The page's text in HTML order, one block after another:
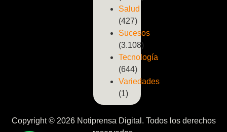
Salud
(427)
Sucesos
(3.108)
Tecnología
(644)
Variedades
(1)
Copyright © 2026 Notiprensa Digital. Todos los derechos